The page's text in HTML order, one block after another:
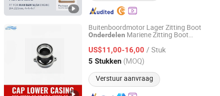
Buitenboordmotor Lager Zitting Boot
Onderdelen Mariene Zitting Boot
00-8d Ponton Zitting voor Mariene
Vaartuig
US$11,00-16,00 / Stuk
5 Stukken (MOQ)
Verstuur aanvraag
Ningbo Dofan Machinery Technology Co., Ltd.
Zhejiang, China Sinds 2025